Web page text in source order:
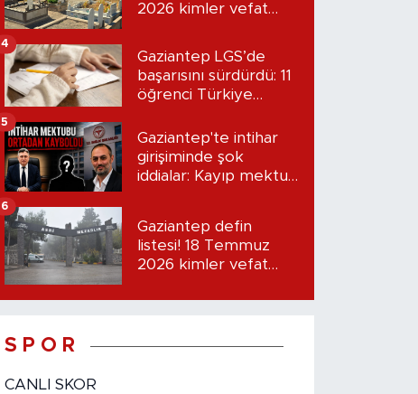
2026 kimler vefat
Gaziantep LGS’de
başarısını sürdürdü: 11
öğrenci Türkiye
4
Gaziantep'te intihar
girişiminde şok
iddialar: Kayıp mektup
5
Gaziantep defin
listesi! 18 Temmuz
2026 kimler vefat
6
S P O R
CANLI SKOR